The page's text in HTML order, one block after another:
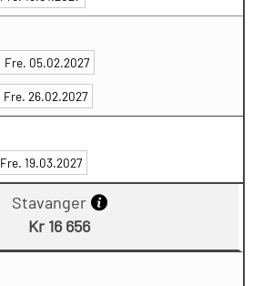
Fre. 05.02.2027
Fre. 26.02.2027
Fre. 19.03.2027
Stavanger
Kr 16 656